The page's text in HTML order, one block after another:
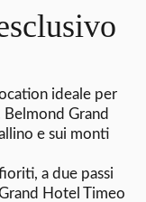
ideale per
Belmond Grand
e sui monti
a due passi
Hotel Timeo